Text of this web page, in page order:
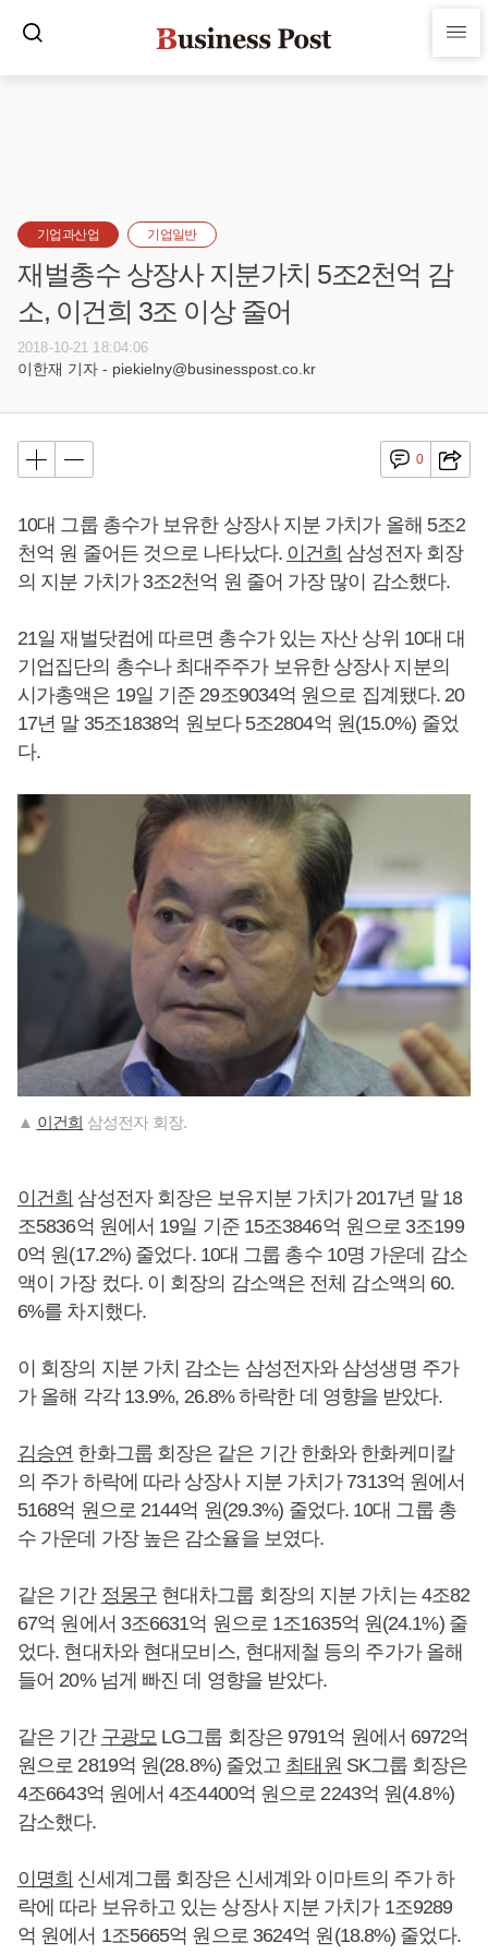
기업과산업 기업일반
재벌총수 상장사 지분가치 5조2천억 감
소, 이건희 3조 이상 줄어
2018-10-21 18:04:06
이한재 기자 - piekielny@businesspost.co.kr
0
10대 그룹 총수가 보유한 상장사 지분 가치가 올해 5조2
천억 원 줄어든 것으로 나타났다. 이건희 삼성전자 회장
의 지분 가치가 3조2천억 원 줄어 가장 많이 감소했다.
21일 재벌닷컴에 따르면 총수가 있는 자산 상위 10대 대
기업집단의 총수나 최대주주가 보유한 상장사 지분의
시가총액은 19일 기준 29조9034억 원으로 집계됐다. 20
17년 말 35조1838억 원보다 5조2804억 원(15.0%) 줄었
다.
▲ 이건희 삼성전자 회장.
이건희 삼성전자 회장은 보유지분 가치가 2017년 말 18
조5836억 원에서 19일 기준 15조3846억 원으로 3조199
0억 원(17.2%) 줄었다. 10대 그룹 총수 10명 가운데 감소
액이 가장 컸다. 이 회장의 감소액은 전체 감소액의 60.
6%를 차지했다.
이 회장의 지분 가치 감소는 삼성전자와 삼성생명 주가
가 올해 각각 13.9%, 26.8% 하락한 데 영향을 받았다.
김승연 한화그룹 회장은 같은 기간 한화와 한화케미칼
의 주가 하락에 따라 상장사 지분 가치가 7313억 원에서
5168억 원으로 2144억 원(29.3%) 줄었다. 10대 그룹 총
수 가운데 가장 높은 감소율을 보였다.
같은 기간 정몽구현대차그룹 회장의 지분 가치는 4조82
67억 원에서 3조6631억 원으로 1조1635억 원(24.1%) 줄
었다. 현대차와 현대모비스, 현대제철 등의 주가가 올해
들어 20% 넘게 빠진 데 영향을 받았다.
같은 기간 구광모LG그룹 회장은 9791억 원에서 6972억
원으로 2819억 원(28.8%) 줄었고 최태원 SK그룹 회장은
4조6643억 원에서 4조4400억 원으로 2243억 원(4.8%)
감소했다.
이명희 신세계그룹 회장은 신세계와 이마트의 주가 하
락에 따라 보유하고 있는 상장사 지분 가치가 1조9289
억 원에서 1조5665억 원으로 3624억 원(18.8%) 줄었다.